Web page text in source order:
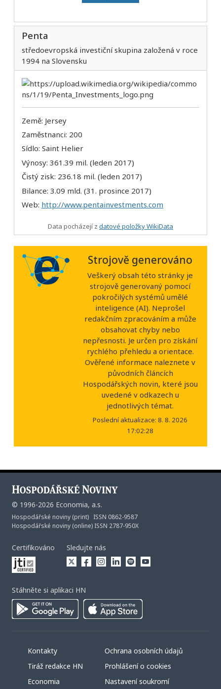
Penta
středoevropská investiční skupina založená v roce
1994 na Slovensku
Země: Jersey
Zaměstnanci: 200
Sídlo: Saint Helier
Výnosy: 361.39 mil. (leden 2017)
Čistý zisk: 236.18 mil. (leden 2017)
Bilance: 3.09 mld. (31. prosince 2017)
Web: http://www.pentainvestments.com
Data pocházejí z datové položky WikiData
Strojově generováno
Veškerý obsah této stránky je
strojově generovaný pomocí
pokročilých systémů umělé
inteligence (AI). Neprošel
redakčním zpracováním a může
obsahovat chyby nebo
nepřesnosti. Je určen pro získání
rychlého přehledu a orientace.
Ověřené informace naleznete v
původních článcích
Hospodářských novin, které jsou
uvedené v odkazech u
jednotlivých témat.
Poslední aktualizace: 8. 8. 2026
17:02:28
© 1996-2026 Economia, a.s.
Hospodářské noviny (print) ISSN 0862-9587
Hospodářské noviny (online) ISSN 2787-950X
Certifikováno Sledujte nás
Stáhněte si aplikaci HN
Kontakty
Tiráž redakce HN
Economia
Ochrana osobních údajů
Prohlášení o cookies
Nastavení soukromí